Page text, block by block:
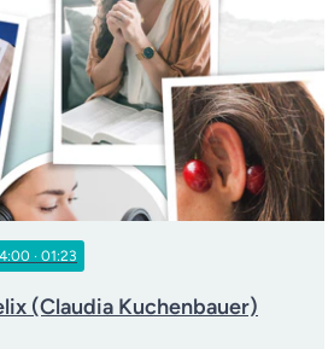
· 01:23
(Claudia Kuchenbauer)